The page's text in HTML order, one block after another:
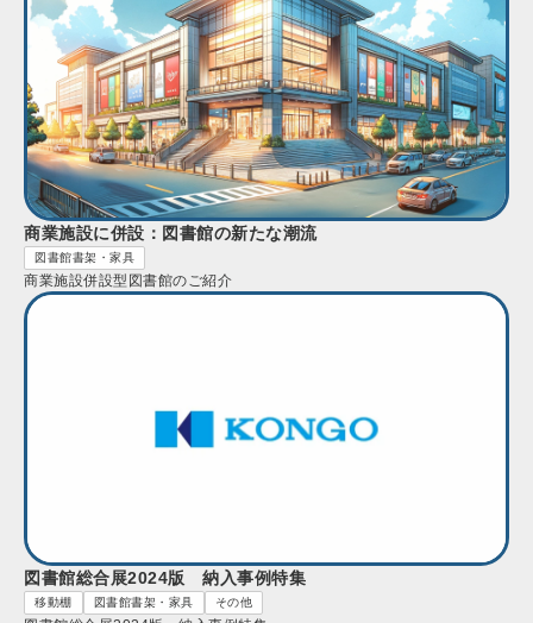
商業施設に併設：図書館の新たな潮流
図書館書架・家具
商業施設併設型図書館のご紹介
図書館総合展2024版 納入事例特集
移動棚 図書館書架・家具 その他